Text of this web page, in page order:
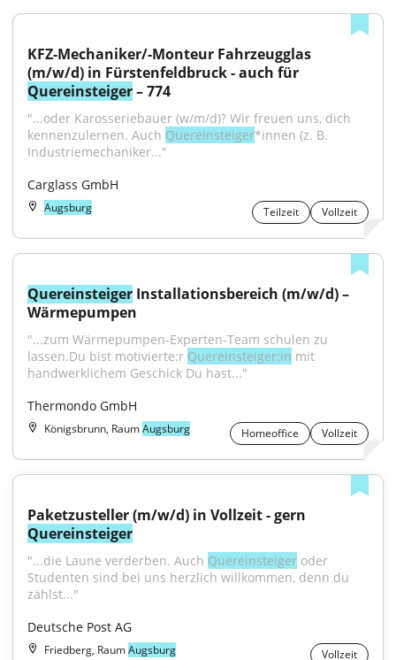
KFZ-Mechaniker/-Monteur Fahrzeugglas
Quereinsteiger – 774
"...oder Karosseriebauer (w/m/d)? Wir freuen uns, dich
kennenzulernen. Auch Quereinsteiger*innen (z. B.
Industriemechaniker..."
Carglass GmbH
Augsburg Teilzeit Vollzeit
Quereinsteiger Installationsbereich (m/w/d) –
Wärmepumpen
"...zum Wärmepumpen-Experten-Team schulen zu
lassen.Du bist motivierte:r Quereinsteiger:in mit
handwerklichem Geschick Du hast..."
Thermondo GmbH
Königsbrunn, RaumAugsburg Homeoffice Vollzeit
Quereinsteiger
"...die Laune verderben. Auch Quereinsteiger oder
Studenten sind bei uns herzlich willkommen, denn du
zählst..."
Deutsche Post AG
Friedberg, RaumAugsburg Vollzeit